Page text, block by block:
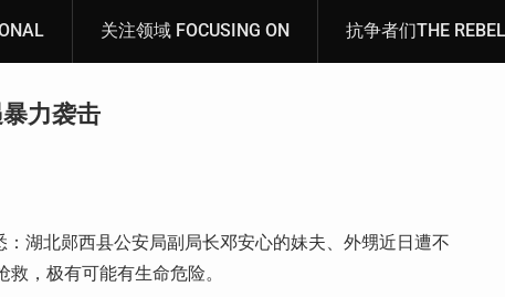
关注领域 FOCUSING ON 抗争者们THE
力袭击
湖北郧西县公安局副局长邓安心的妹夫、外甥近日遭不
，极有可能有生命危险。